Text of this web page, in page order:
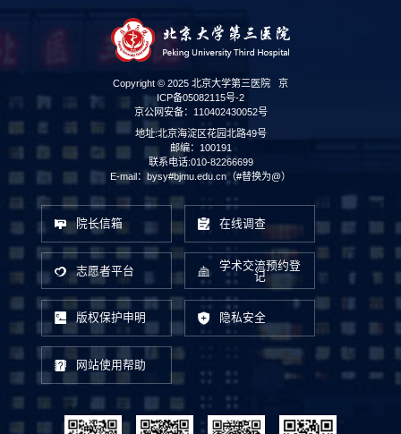
Copyright © 2025 北京大学第三医院 京
ICP备05082115号-2
京公网安备：110402430052号
地址:北京海淀区花园北路49号
邮编：100191
联系电话:010-82266699
E-mail：bysy#bjmu.edu.cn（#替换为@）
院长信箱 在线调查
志愿者平台
学术交流预约登
记
版权保护申明 隐私安全
网站使用帮助